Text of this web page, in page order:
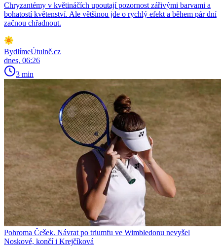
Chryzantémy v květináčích upoutají pozornost zářivými barvami a
bohatostí květenství. Ale většinou jde o rychlý efekt a během pár dní
začnou chřadnout.
BydlímeÚtulně.cz
dnes, 06:26
3 min
Pohroma Češek. Návrat po triumfu ve Wimbledonu nevyšel
Noskové, končí i Krejčíková